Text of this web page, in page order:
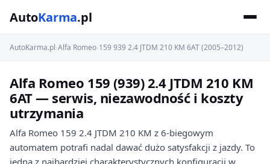
AutoKarma.pl
AutoKarma.pl›Alfa Romeo›159 939 2.4 JTDM 210 KM 6AT (2005–2012)
Alfa Romeo 159 (939) 2.4 JTDM 210 KM
6AT — serwis, niezawodność i koszty
utrzymania
Alfa Romeo 159 2.4 JTDM 210 KM z 6-biegowym
automatem potrafi nadal dawać dużo satysfakcji z jazdy. To
jedna z najbardziej charakterystycznych konfiguracji w